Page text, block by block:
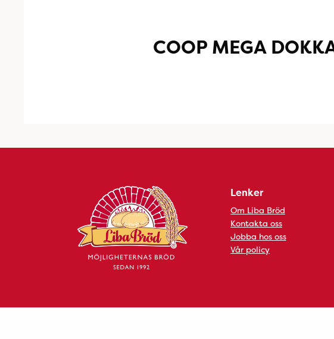
COOP MEGA
Lenker
Om Liba Bröd
Kontakta oss
Jobba hos oss
Vår policy